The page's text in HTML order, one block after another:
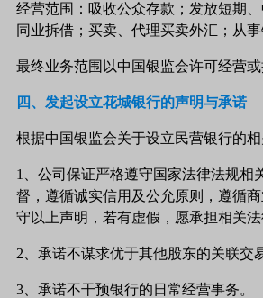
经营范围：吸收公众存款；发放短期
同业拆借；买卖、代理买卖外汇；从
最终业务范围以中国银监会许可经营或
四、发起设立花城银行的声明与承诺
根据中国银监会关于设立民营银行的
1、公司保证严格遵守国家法律法规
督，遵循诚实信用及公允原则，遵循
守以上声明，若有虚假，愿承担相关法
2、承诺不谋求优于其他股东的关联交
3、承诺不干预银行的日常经营事务。